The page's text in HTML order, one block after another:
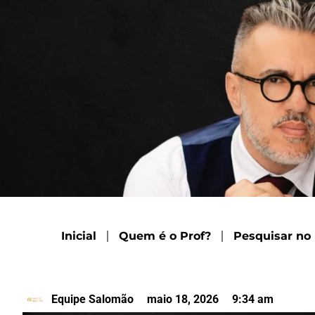
Inicial Quem é o Prof? Pesquisar no
Equipe Salomão maio 18, 2026 9:34 am